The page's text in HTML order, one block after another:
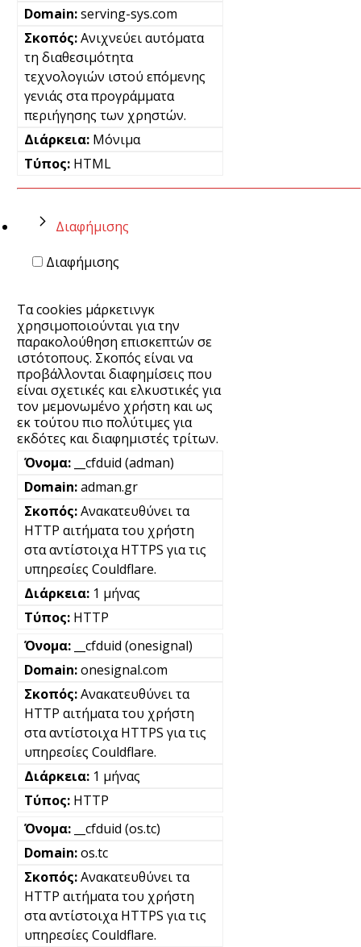
serving-sys.com
Ανιχνεύει αυτόματα
τη διαθεσιμότητα
τεχνολογιών ιστού επόμενης
γενιάς στα προγράμματα
περιήγησης των χρηστών.
Μόνιμα
HTML
Διαφήμισης
Διαφήμισης
Τα cookies μάρκετινγκ
χρησιμοποιούνται για την
παρακολούθηση επισκεπτών σε
ιστότοπους. Σκοπός είναι να
προβάλλονται διαφημίσεις που
είναι σχετικές και ελκυστικές για
τον μεμονωμένο χρήστη και ως
εκ τούτου πιο πολύτιμες για
εκδότες και διαφημιστές τρίτων.
__cfduid (adman)
adman.gr
Ανακατευθύνει τα
HTTP αιτήματα του χρήστη
στα αντίστοιχα HTTPS για τις
υπηρεσίες Couldflare.
1 μήνας
HTTP
__cfduid (onesignal)
onesignal.com
Ανακατευθύνει τα
HTTP αιτήματα του χρήστη
στα αντίστοιχα HTTPS για τις
υπηρεσίες Couldflare.
1 μήνας
HTTP
__cfduid (os.tc)
os.tc
Ανακατευθύνει τα
HTTP αιτήματα του χρήστη
στα αντίστοιχα HTTPS για τις
υπηρεσίες Couldflare.